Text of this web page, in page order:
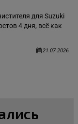
для Suzuki
4 дня, всё как
21.07.2026